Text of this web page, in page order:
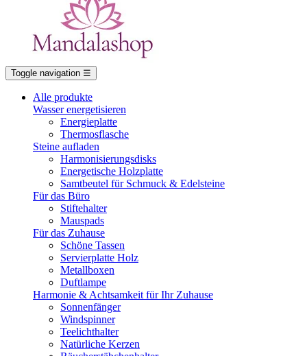
Toggle navigation ☰
Alle produkte
Wasser energetisieren
Energieplatte​
Thermosflasche
Steine aufladen
Harmonisierungsdisks
Energetische Holzplatte
Samtbeutel für Schmuck & Edelsteine
Für das Büro
Stiftehalter
Mauspads
Für das Zuhause
Schöne Tassen
Servierplatte Holz
Metallboxen
Duftlampe
Harmonie & Achtsamkeit für Ihr Zuhause
Sonnenfänger
Windspinner
Teelichthalter
Natürliche Kerzen